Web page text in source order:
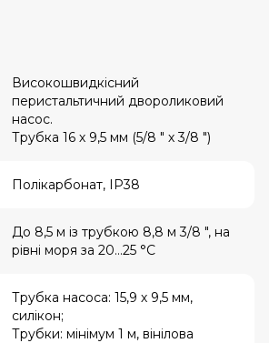
Високошвидкісний
перистальтичний двороликовий
насос.
Трубка 16 х 9,5 мм (5/8 ″ х 3/8 ″)
Полікарбонат, IP38
До 8,5 м із трубкою 8,8 м 3/8 ″, на
рівні моря за 20…25 °С
Трубка насоса: 15,9 х 9,5 мм,
силікон;
Трубки: мінімум 1 м, вінілова